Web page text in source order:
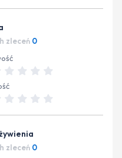
zleceń 0
zleceń 0